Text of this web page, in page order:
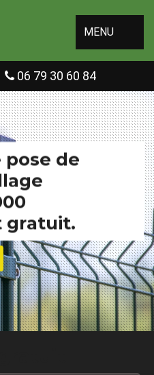
MENU
06 79 30 60 84
pose de
gratuit.